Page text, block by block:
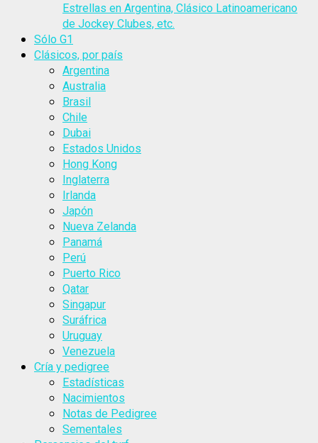
Estrellas en Argentina, Clásico Latinoamericano
de Jockey Clubes, etc.
Sólo G1
Clásicos, por país
Argentina
Australia
Brasil
Chile
Dubai
Estados Unidos
Hong Kong
Inglaterra
Irlanda
Japón
Nueva Zelanda
Panamá
Perú
Puerto Rico
Qatar
Singapur
Suráfrica
Uruguay
Venezuela
Cría y pedigree
Estadísticas
Nacimientos
Notas de Pedigree
Sementales